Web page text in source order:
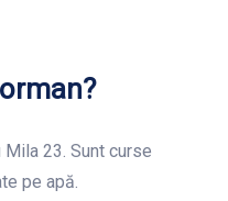
Mila 23. Sunt curse
pe apă.